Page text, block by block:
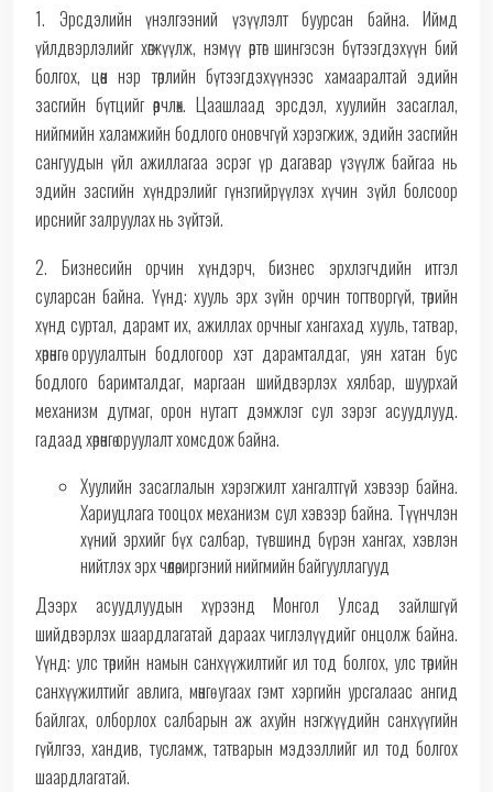
1. Эрсдэлийн үнэлгээний үзүүлэлт буурсан байна. Иймд
үйлдвэрлэлийг хөгжүүлж, нэмүү өртөг шингэсэн бүтээгдэхүүн бий
болгох, цөөн нэр төрлийн бүтээгдэхүүнээс хамааралтай эдийн
засгийн бүтцийг өөрчлөх. Цаашлаад эрсдэл, хуулийн засаглал,
нийгмийн халамжийн бодлого оновчгүй хэрэгжиж, эдийн засгийн
сангуудын үйл ажиллагаа эсрэг үр дагавар үзүүлж байгаа нь
эдийн засгийн хүндрэлийг гүнзгийрүүлэх хүчин зүйл болсоор
ирснийг залруулах нь зүйтэй.
2. Бизнесийн орчин хүндэрч, бизнес эрхлэгчдийн итгэл
суларсан байна. Үүнд: хууль эрх зүйн орчин тогтворгүй, төрийн
хүнд суртал, дарамт их, ажиллах орчныг хангахад хууль, татвар,
хөрөнгө оруулалтын бодлогоор хэт дарамталдаг, уян хатан бус
бодлого баримталдаг, маргаан шийдвэрлэх хялбар, шуурхай
механизм дутмаг, орон нутагт дэмжлэг сул зэрэг асуудлууд.
гадаад хөрөнгө оруулалт хомсдож байна.
Хуулийн засаглалын хэрэгжилт хангалтгүй хэвээр байна.
Хариуцлага тооцох механизм сул хэвээр байна. Түүнчлэн
хүний эрхийг бүх салбар, түвшинд бүрэн хангах, хэвлэн
нийтлэх эрх чөлөө, иргэний нийгмийн байгууллагууд
Дээрх асуудлуудын хүрээнд Монгол Улсад зайлшгүй
шийдвэрлэх шаардлагатай дараах чиглэлүүдийг онцолж байна.
Үүнд: улс төрийн намын санхүүжилтийг ил тод болгох, улс төрийн
санхүүжилтийг авлига, мөнгө угаах гэмт хэргийн урсгалаас ангид
байлгах, олборлох салбарын аж ахуйн нэгжүүдийн санхүүгийн
гүйлгээ, хандив, тусламж, татварын мэдээллийг ил тод болгох
шаардлагатай.